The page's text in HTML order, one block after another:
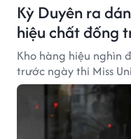
Kỳ Duyên ra
hiệu chất đống
Kho hàng hiệu nghìn
trước ngày thi Miss